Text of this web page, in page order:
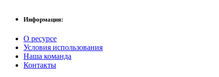
Информация:
О ресурсе
Условия использования
Наша команда
Контакты